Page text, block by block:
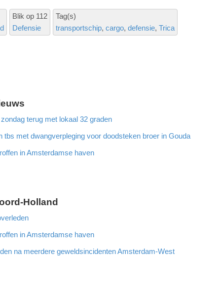
Blik op 112
Defensie
Tag(s)
transportschip cargo defensie Trica
terug met lokaal 32 graden
tbs met dwangverpleging voor doodsteken broer in Gouda
in Amsterdamse haven
Holland
in Amsterdamse haven
na meerdere geweldsincidenten Amsterdam-West